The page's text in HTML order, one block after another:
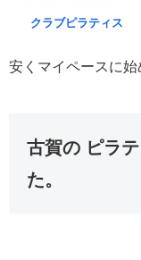
クラブピラティス
安くマイペースに始
古賀の ピラ
た。